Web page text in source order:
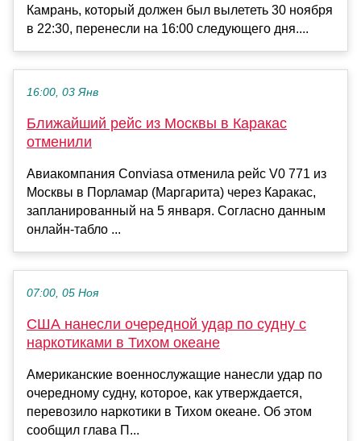
Камрань, который должен был вылететь 30 ноября
в 22:30, перенесли на 16:00 следующего дня....
16:00, 03 Янв
Ближайший рейс из Москвы в Каракас
отменили
Авиакомпания Conviasa отменила рейс V0 771 из
Москвы в Порламар (Маргарита) через Каракас,
запланированный на 5 января. Согласно данным
онлайн-табло ...
07:00, 05 Ноя
США нанесли очередной удар по судну с
наркотиками в Тихом океане
Американские военнослужащие нанесли удар по
очередному судну, которое, как утверждается,
перевозило наркотики в Тихом океане. Об этом
сообщил глава П...